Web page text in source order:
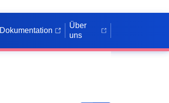
Dokumentation
Über
uns